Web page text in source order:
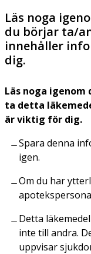
Läs noga
du börjar ta/
innehåller
dig.
Läs noga igenom
ta detta
är viktig för dig.
Spara denna
igen.
Om du har
Detta
inte till andra.
uppvisar